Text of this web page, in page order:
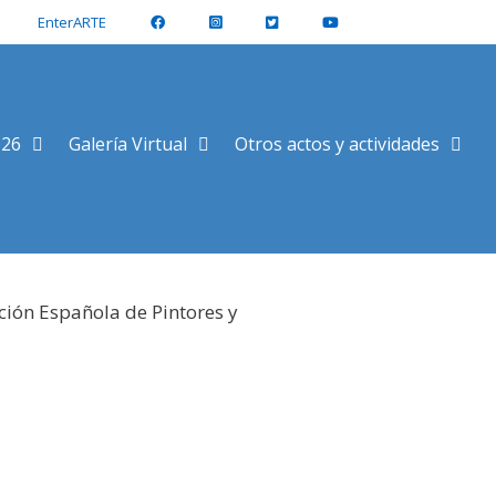
EnterARTE
Galería Virtual Otros actos y actividades
Española de Pintores y